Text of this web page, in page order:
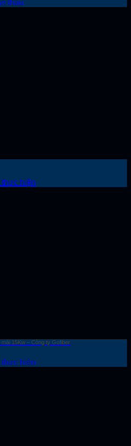
thầu
hiện
15Kw – Công ty Gofiber
hiện